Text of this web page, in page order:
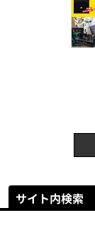
サイト内検索